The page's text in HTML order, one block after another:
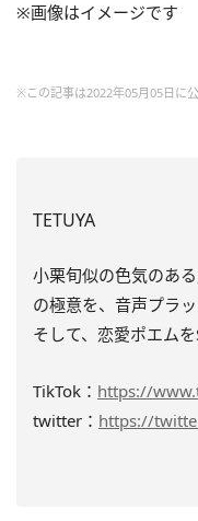
※画像はイメージです
※この記事は2022年05月05日に
TETUYA
小栗旬似の色気のあ
の極意を、音声プラ
そして、恋愛ポエム
TikTok： https://
twitter： https://